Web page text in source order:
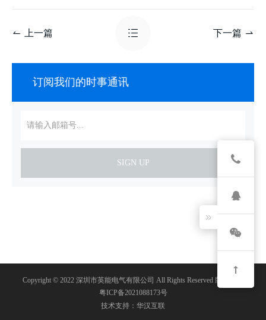
上一篇 下一篇
订阅我们的时事通讯
SIGN UP
Copyright © 2022 深圳市英能电气有限公司 All Rights Reserved 版权所有
粤ICP备2021088173号
技术支持：华汉互联